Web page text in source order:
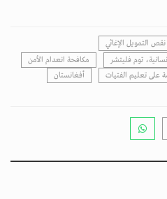
نقص التمويل الإغاثي
توم فليتشر
مكافحة انعدام الأمن
على تعليم الفتيات
أفغانستان